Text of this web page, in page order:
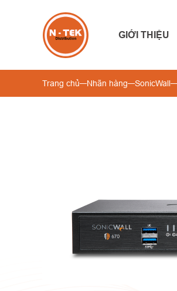
GIỚI THIỆU
Trang chủ Nhãn hàng SonicWall